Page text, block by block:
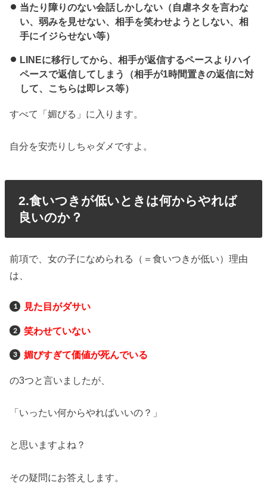
当たり障りのない会話しかしない（自虐ネタを言わな
い、弱みを見せない、相手を笑わせようとしない、相
手にイジらせない等）
LINEに移行してから、相手が返信するペースよりハイ
ペースで返信してしまう（相手が1時間置きの返信に対
して、こちらは即レス等）
すべて「媚びる」に入ります。
自分を安売りしちゃダメですよ。
2.食いつきが低いときは何からやれば
良いのか？
前項で、女の子になめられる（＝食いつきが低い）理由
は、
見た目がダサい
笑わせていない
媚びすぎて価値が死んでいる
の3つと言いましたが、
「いったい何からやればいいの？」
と思いますよね？
その疑問にお答えします。